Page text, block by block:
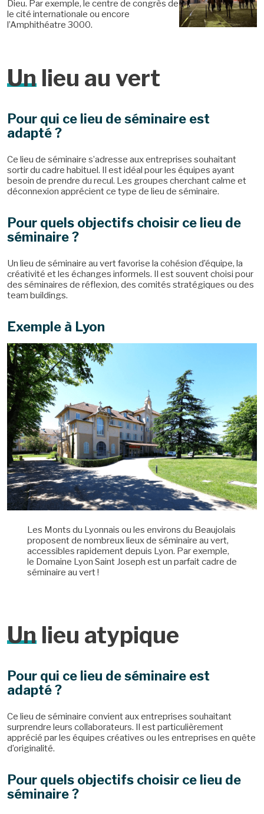
Dieu. Par exemple, le centre de congrès de
le cité internationale ou encore
l’Amphithéatre 3000.
Un lieu au vert
Pour qui ce lieu de séminaire est
adapté ?
Ce lieu de séminaire s’adresse aux entreprises souhaitant
sortir du cadre habituel. Il est idéal pour les équipes ayant
besoin de prendre du recul. Les groupes cherchant calme et
déconnexion apprécient ce type de lieu de séminaire.
Pour quels objectifs choisir ce lieu de
séminaire ?
Un lieu de séminaire au vert favorise la cohésion d’équipe, la
créativité et les échanges informels. Il est souvent choisi pour
des séminaires de réflexion, des comités stratégiques ou des
team buildings.
Exemple à Lyon
Les Monts du Lyonnais ou les environs du Beaujolais
proposent de nombreux lieux de séminaire au vert,
accessibles rapidement depuis Lyon. Par exemple,
le Domaine Lyon Saint Joseph est un parfait cadre de
séminaire au vert !
Un lieu atypique
Pour qui ce lieu de séminaire est
adapté ?
Ce lieu de séminaire convient aux entreprises souhaitant
surprendre leurs collaborateurs. Il est particulièrement
apprécié par les équipes créatives ou les entreprises en quête
d’originalité.
Pour quels objectifs choisir ce lieu de
séminaire ?